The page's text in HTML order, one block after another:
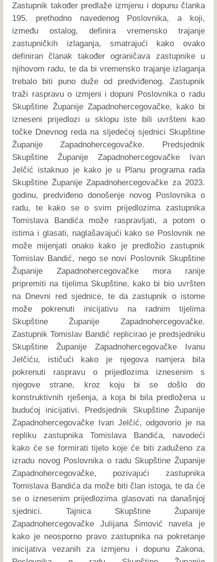
Zastupnik također predlaže izmjenu i dopunu članka
195. prethodno navedenog Poslovnika, a koji,
između ostalog, definira vremensko trajanje
zastupničkih izlaganja, smatrajući kako ovako
definiran članak također ograničava zastupnike u
njihovom radu, te da bi vremensko trajanje izlaganja
trebalo biti puno duže od predviđenog. Zastupnik
traži raspravu o izmjeni i dopuni Poslovnika o radu
Skupštine Županije Zapadnohercegovačke, kako bi
izneseni prijedlozi u sklopu iste bili uvršteni kao
točke Dnevnog reda na sljedećoj sjednici Skupštine
Županije Zapadnohercegovačke. Predsjednik
Skupštine Županije Zapadnohercegovačke Ivan
Jelčić istaknuo je kako je u Planu programa rada
Skupštine Županije Zapadnohercegovačke za 2023.
godinu, predviđeno donošenje novog Poslovnika o
radu, te kako se o svim prijedlozima zastupnika
Tomislava Bandića može raspravljati, a potom o
istima i glasati, naglašavajući kako se Poslovnik ne
može mijenjati onako kako je predložio zastupnik
Tomislav Bandić, nego se novi Poslovnik Skupštine
Županije Zapadnohercegovačke mora ranije
pripremiti na tijelima Skupštine, kako bi bio uvršten
na Dnevni red sjednice, te da zastupnik o istome
može pokrenuti inicijativu na radnim tijelima
Skupštine Županije Zapadnohercegovačke.
Zastupnik Tomislav Bandić replicirao je predsjedniku
Skupštine Županije Zapadnohercegovačke Ivanu
Jelčiću, ističući kako je njegova namjera bila
pokrenuti raspravu o prijedlozima iznesenim s
njegove strane, kroz koju bi se došlo do
konstruktivnih rješenja, a koja bi bila predložena u
budućoj inicijativi. Predsjednik Skupštine Županije
Zapadnohercegovačke Ivan Jelčić, odgovorio je na
repliku zastupnika Tomislava Bandića, navodeći
kako će se formirati tijelo koje će biti zaduženo za
izradu novog Poslovnika o radu Skupštine Županije
Zapadnohercegovačke, pozivajući zastupnika
Tomislava Bandića da može biti član istoga, te da će
se o iznesenim prijedlozima glasovati na današnjoj
sjednici. Tajnica Skupštine Županije
Zapadnohercegovačke Julijana Šimović navela je
kako je neosporno pravo zastupnika na pokretanje
inicijativa vezanih za izmjenu i dopunu Zakona,